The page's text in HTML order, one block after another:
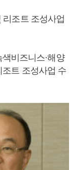
리조트 조성사업
비즈니스·해양
트 조성사업 수